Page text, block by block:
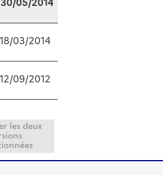
03/2014
09/2012
les deux